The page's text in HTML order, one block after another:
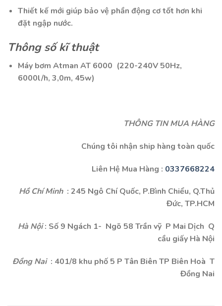
Thiết kế mới giúp bảo vệ phần động cơ tốt hơn khi
đặt ngập nước.
Thông số kĩ thuật
Máy bơm Atman AT 6000 (220-240V 50Hz,
6000l/h, 3,0m, 45w)
THÔNG TIN MUA HÀNG
Chúng tôi nhận ship hàng toàn quốc
Liên Hệ Mua Hàng : 0337668224
Hồ Chí Minh: 245 Ngô Chí Quốc, P.Bình Chiểu, Q.Thủ
Đức, TP.HCM
Hà Nội: Số 9 Ngách 1- Ngõ 58 Trần vỹ P Mai Dịch Q
cầu giấy Hà Nội
Đồng Nai: 401/8 khu phố 5 P Tân Biên TP Biên Hoà T
Đồng Nai